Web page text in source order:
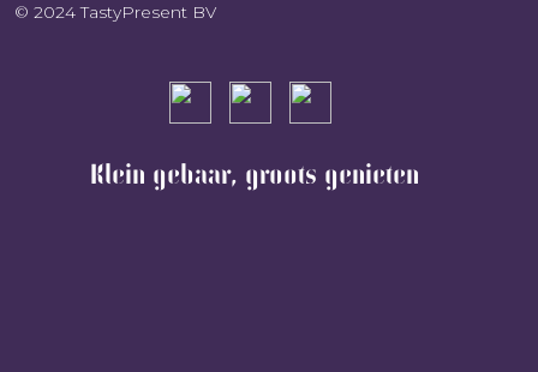
© 2024 TastyPresent BV
Klein gebaar, groots genieten